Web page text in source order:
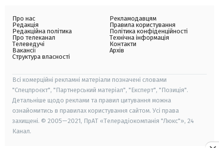
Про нас
Редакція
Редакційна політика
Про телеканал
Телеведучі
Вакансії
Структура власності
Рекламодавцям
Правила користування
Політика конфіденційності
Технічна інформація
Контакти
Архів
Всі комерційні рекламні матеріали позначені словами
"Спецпроєкт", "Партнерський матеріал", "Експерт", "Позиція".
Детальніше щодо реклами та правил цитування можна
ознайомитись в правилах користування сайтом. Усі права
захищені. © 2005—2021, ПрАТ «Телерадіокомпанія "Люкс"», 24
Канал.